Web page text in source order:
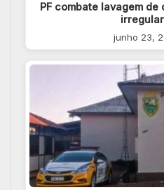
PF combate lavagem
junho 23,